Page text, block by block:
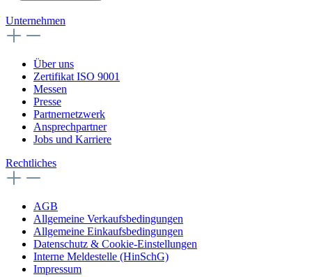
Unternehmen
Über uns
Zertifikat ISO 9001
Messen
Presse
Partnernetzwerk
Ansprechpartner
Jobs und Karriere
Rechtliches
AGB
Allgemeine Verkaufsbedingungen
Allgemeine Einkaufsbedingungen
Datenschutz & Cookie-Einstellungen
Interne Meldestelle (HinSchG)
Impressum